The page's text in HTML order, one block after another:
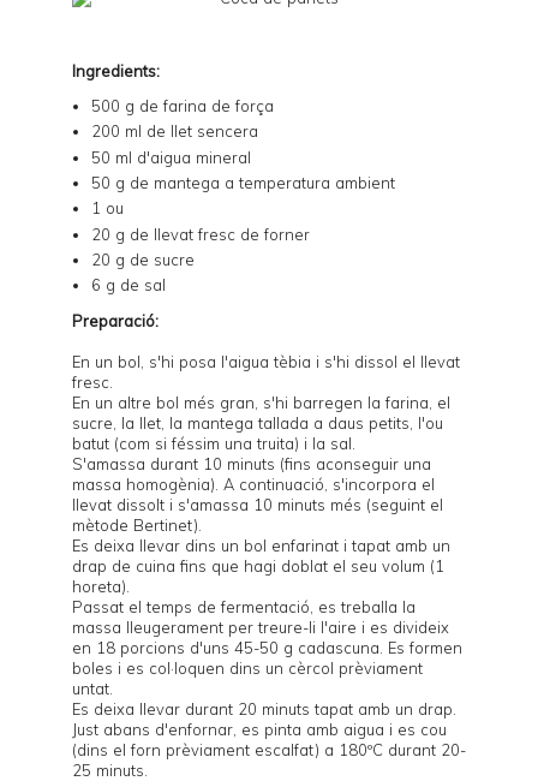
Ingredients:
500 g de farina de força
200 ml de llet sencera
50 ml d'aigua mineral
50 g de mantega a temperatura ambient
1 ou
20 g de llevat fresc de forner
20 g de sucre
6 g de sal
Preparació:
En un bol, s'hi posa l'aigua tèbia i s'hi dissol el llevat
fresc.
En un altre bol més gran, s'hi barregen la farina, el
sucre, la llet, la mantega tallada a daus petits, l'ou
batut (com si féssim una truita) i la sal.
S'amassa durant 10 minuts (fins aconseguir una
massa homogènia). A continuació, s'incorpora el
llevat dissolt i s'amassa 10 minuts més (seguint el
mètode Bertinet).
Es deixa llevar dins un bol enfarinat i tapat amb un
drap de cuina fins que hagi doblat el seu volum (1
horeta).
Passat el temps de fermentació, es treballa la
massa lleugerament per treure-li l'aire i es divideix
en 18 porcions d'uns 45-50 g cadascuna. Es formen
boles i es col·loquen dins un cèrcol prèviament
untat.
Es deixa llevar durant 20 minuts tapat amb un drap.
Just abans d'enfornar, es pinta amb aigua i es cou
(dins el forn prèviament escalfat) a 180ºC durant 20-
25 minuts.